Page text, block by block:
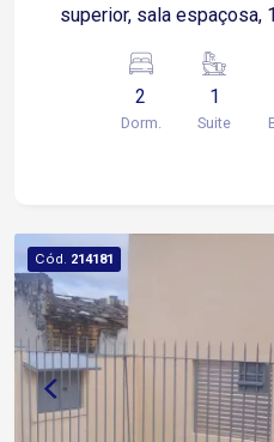
superior, sala espaçosa,
descobertas Área de lazer com piscina, quadra
poliesportiva, salão de
para leitura, prédio sem
2
Dorm.
1
Suite
Cód. 214181